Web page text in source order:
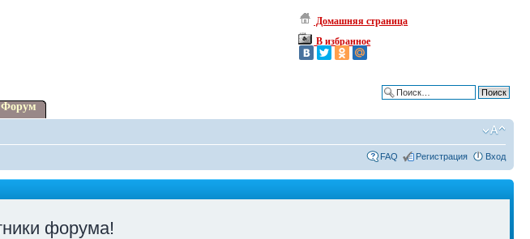
Домашняя страница
В избранное
Форум
FAQ Регистрация Вход
форума!